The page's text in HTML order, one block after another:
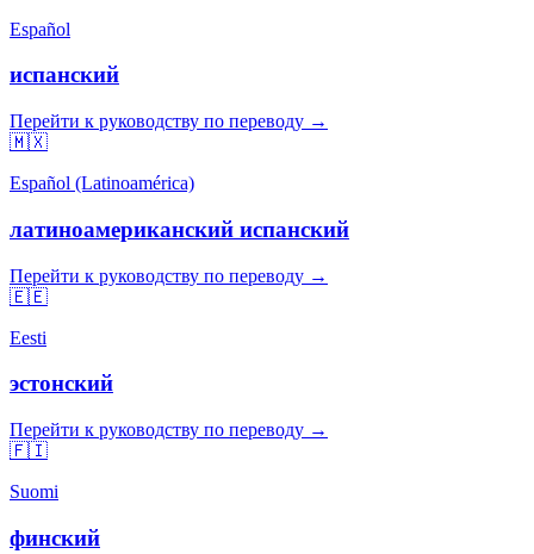
Español
испанский
Перейти к руководству по переводу →
🇲🇽
Español (Latinoamérica)
латиноамериканский испанский
Перейти к руководству по переводу →
🇪🇪
Eesti
эстонский
Перейти к руководству по переводу →
🇫🇮
Suomi
финский